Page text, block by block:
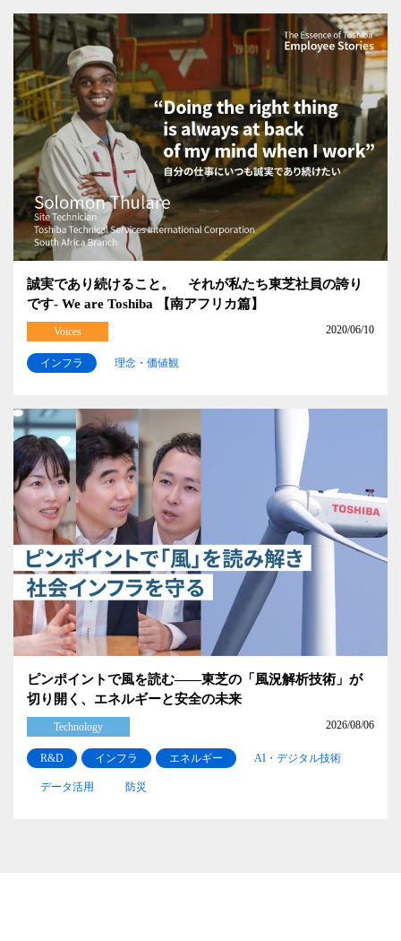
誠実であり続けること。 それが私たち東芝社員の誇り
です- We are Toshiba 【南アフリカ篇】
2020/06/10
Voices
インフラ 理念・価値観
ピンポイントで風を読む――東芝の「風況解析技術」が
切り開く、エネルギーと安全の未来
2026/08/06
Technology
R&D インフラ エネルギー AI・デジタル技術
データ活用 防災